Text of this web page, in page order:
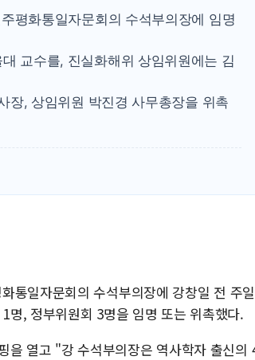
병무청, 보충역 전면
홈플러스發 대형마
윤준병·이해민 의원,
'호우·산사태 주의
평화통일자문회의 수석부의장에 임명
교수를, 진실화해위 상임위원에는 김
장, 상임위원 박진경 사무총장을 위촉
통일자문회의 수석부의장에 강창일 전 주일
명, 정부위원회 3명을 임명 또는 위촉했다.
을 열고 "강 수석부의장은 역사학자 출신의